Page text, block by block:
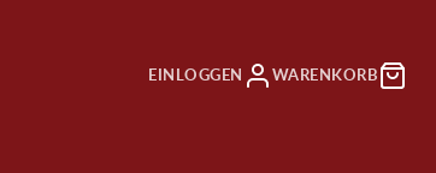
EINLOGGEN WARENKORB